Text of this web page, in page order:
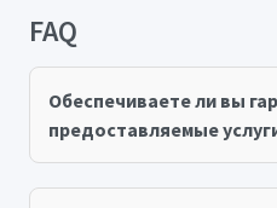
FAQ
Обеспечиваете ли вы
предоставляемые